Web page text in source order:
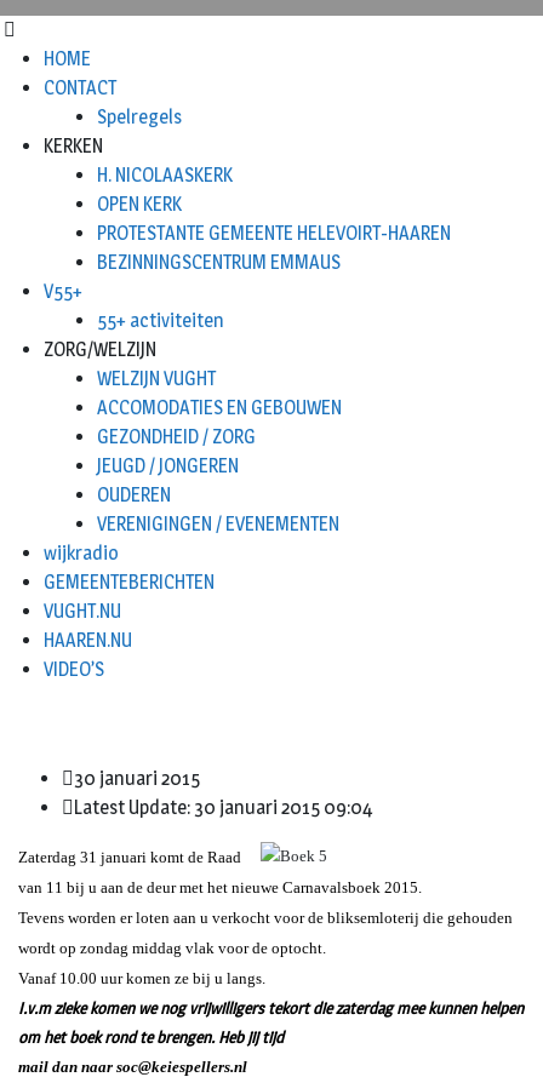
HOME
CONTACT
Spelregels
KERKEN
H. NICOLAASKERK
OPEN KERK
PROTESTANTE GEMEENTE HELEVOIRT-HAAREN
BEZINNINGSCENTRUM EMMAUS
V55+
55+ activiteiten
ZORG/WELZIJN
WELZIJN VUGHT
ACCOMODATIES EN GEBOUWEN
GEZONDHEID / ZORG
JEUGD / JONGEREN
OUDEREN
VERENIGINGEN / EVENEMENTEN
wijkradio
GEMEENTEBERICHTEN
VUGHT.NU
HAAREN.NU
VIDEO’S
30 januari 2015
Latest Update: 30 januari 2015 09:04
Zaterdag 31 januari komt de Raad
van 11 bij u aan de deur met het nieuwe Carnavalsboek 2015.
Tevens worden er loten aan u verkocht voor de bliksemloterij die gehouden
wordt op zondag middag vlak voor de optocht.
Vanaf 10.00 uur komen ze bij u langs.
I.v.m zieke komen we nog vrijwilligers tekort die zaterdag mee kunnen helpen
om het boek rond te brengen. Heb jij tijd
mail dan naar soc@keiespellers.nl